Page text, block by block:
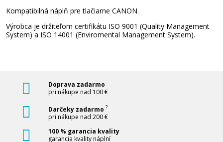
580XXL/CLI-581XXL BK/C/M/Y
Súprava kompatibilných náplní
57,90 €
Pridať do košíka
Kompatibilná náplň pre tlačiarne CANON.
Výrobca je držiteľom certifikátu ISO 9001 (Quality Management
System) a ISO 14001 (Enviromental Management System).
Doprava zadarmo
pri nákupe nad 100 €
Darčeky zadarmo ?
pri nákupe nad 200 €
100 % garancia kvality
garancia kvality náplní